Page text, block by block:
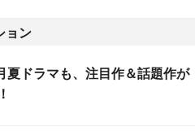
ョン
夏ドラマも、注目作＆話題作が